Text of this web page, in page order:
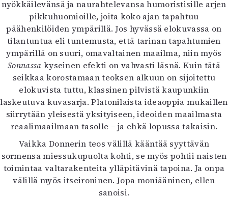
nyökkäilevänsä ja naurahtelevansa humoristisille arjen
pikkuhuomioille, joita koko ajan tapahtuu
päähenkilöiden ympärillä. Jos hyvässä elokuvassa on
tilantuntua eli tuntemusta, että tarinan tapahtumien
ympärillä on suuri, omavaltainen maailma, niin myös
Sonnassa kyseinen efekti on vahvasti läsnä. Kuin tätä
seikkaa korostamaan teoksen alkuun on sijoitettu
elokuvista tuttu, klassinen pilvistä kaupunkiin
laskeutuva kuvasarja. Platonilaista ideaoppia mukaillen
siirrytään yleisestä yksityiseen, ideoiden maailmasta
reaalimaailmaan tasolle – ja ehkä lopussa takaisin.
Vaikka Donnerin teos välillä kääntää syyttävän
sormensa miessukupuolta kohti, se myös pohtii naisten
toimintaa valtarakenteita ylläpitävinä tapoina. Ja onpa
välillä myös itseironinen. Jopa moniääninen, ellen
sanoisi.